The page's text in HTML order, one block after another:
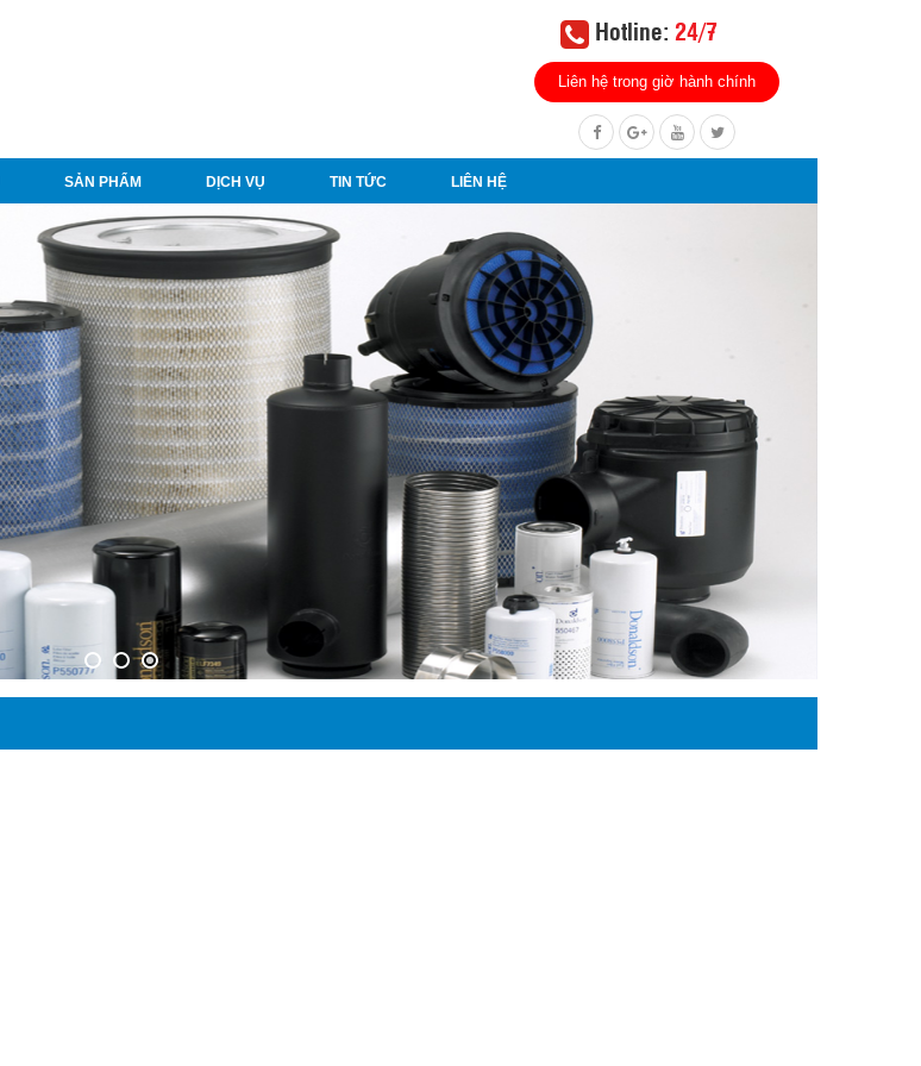
Hotline: 24/7
Liên hệ trong giờ hành chính
SẢN PHẨM DỊCH VỤ TIN TỨC LIÊN HỆ